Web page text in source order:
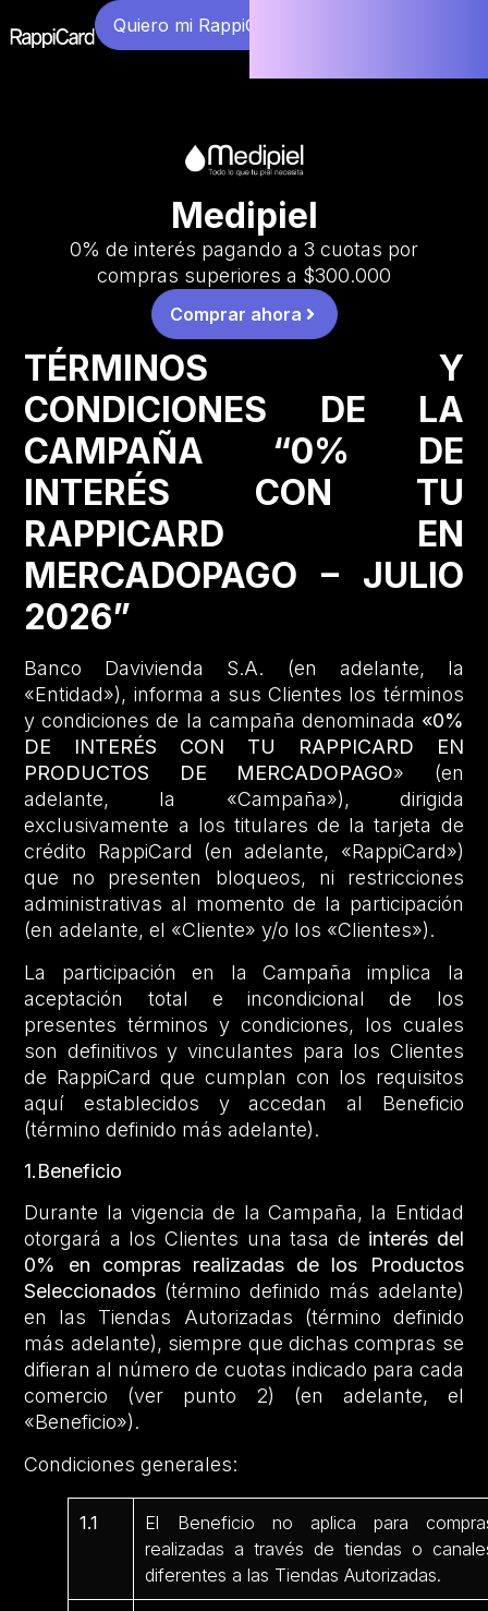
Quiero mi RappiCard
Medipiel
0% de interés pagando a 3 cuotas por
compras superiores a $300.000
Comprar ahora
TÉRMINOS Y
CONDICIONES DE LA
CAMPAÑA “0% DE
INTERÉS CON TU
RAPPICARD EN
MERCADOPAGO – JULIO
2026”
Banco Davivienda S.A. (en adelante, la
«Entidad»), informa a sus Clientes los términos
y condiciones de la campaña denominada «0%
DE INTERÉS CON TU RAPPICARD EN
PRODUCTOS DE MERCADOPAGO» (en
adelante, la «Campaña»), dirigida
exclusivamente a los titulares de la tarjeta de
crédito RappiCard (en adelante, «RappiCard»)
que no presenten bloqueos, ni restricciones
administrativas al momento de la participación
(en adelante, el «Cliente» y/o los «Clientes»).
La participación en la Campaña implica la
aceptación total e incondicional de los
presentes términos y condiciones, los cuales
son definitivos y vinculantes para los Clientes
de RappiCard que cumplan con los requisitos
aquí establecidos y accedan al Beneficio
(término definido más adelante).
1.Beneficio
Durante la vigencia de la Campaña, la Entidad
otorgará a los Clientes una tasa de interés del
0% en compras realizadas de los Productos
Seleccionados (término definido más adelante)
en las Tiendas Autorizadas (término definido
más adelante), siempre que dichas compras se
difieran al número de cuotas indicado para cada
comercio (ver punto 2) (en adelante, el
«Beneficio»).
Condiciones generales:
1.1
El Beneficio no aplica para
realizadas a través de tiendas o
diferentes a las Tiendas Autorizadas.